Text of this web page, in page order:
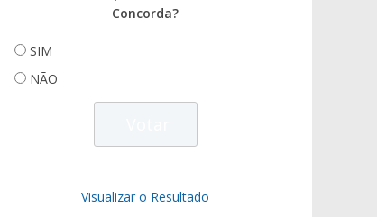
Concorda?
SIM
NÃO
Visualizar o Resultado